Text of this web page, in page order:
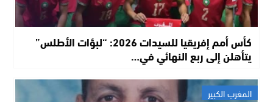
كأس أمم إفريقيا للسيدات 2026: “لبؤات الأطلس”
يتأهلن إلى ربع النهائي في…
المغرب الكبير